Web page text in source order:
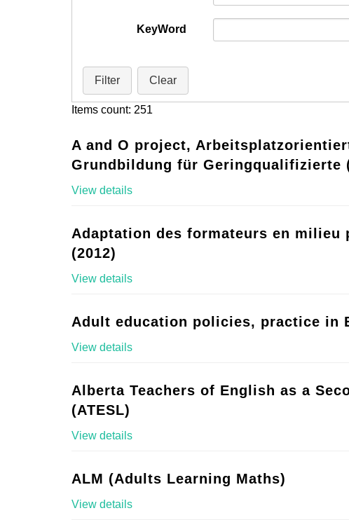
KeyWord
Filter Clear
Items count: 251
A and O project,
Grundbildung für Geringqualifizierte
View details
Adaptation des formateurs en milieu
(2012)
View details
Adult education policies, practice in
View details
Alberta Teachers of English as a
(ATESL)
View details
ALM (Adults Learning Maths)
View details